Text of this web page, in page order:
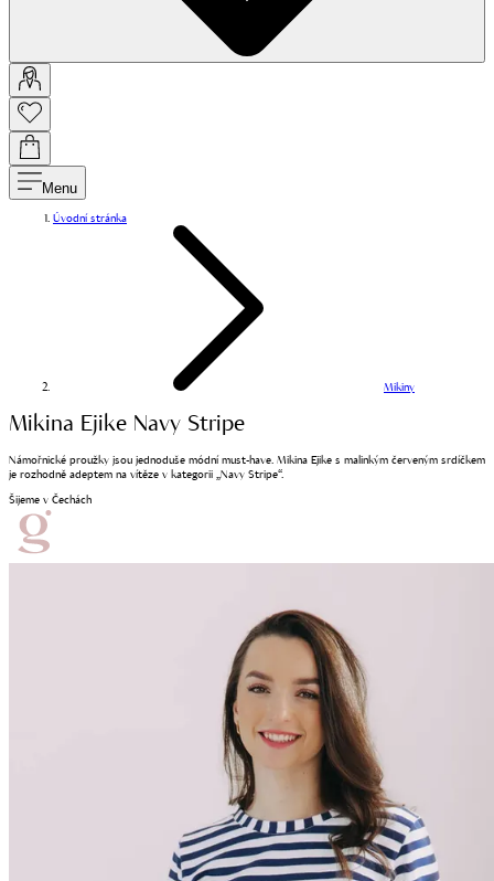
Menu
Úvodní stránka
Mikiny
Mikina Ejike Navy Stripe
Námořnické proužky jsou jednoduše módní must-have. Mikina Ejike s malinkým červeným srdíčkem
je rozhodně adeptem na vítěze v kategorii „Navy Stripe“.
Šijeme v Čechách